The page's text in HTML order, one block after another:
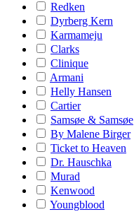
Redken
Dyrberg Kern
Karmameju
Clarks
Clinique
Armani
Helly Hansen
Cartier
Samsøe & Samsøe
By Malene Birger
Ticket to Heaven
Dr. Hauschka
Murad
Kenwood
Youngblood